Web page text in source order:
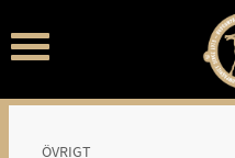
Meny
ÖVRIGT